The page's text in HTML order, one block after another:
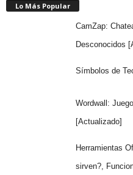
Lo Más Popular
CamZap:
Desconocidos
Símbolos de
Wordwall:
[Actualizado]
Herramientas
sirven?,